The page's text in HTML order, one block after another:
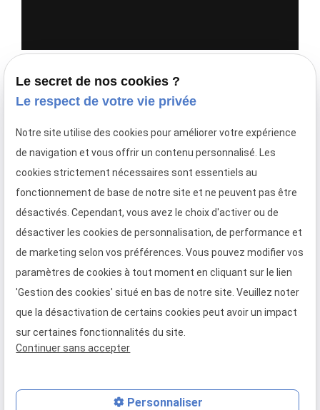
Horaires
Du Lundi au Vendredi
de 08h00 à 17h30
Infos pratiques
Tram - Direction Roubaix
Arrêt Alfred Mongy
Où nous trouver ?
Le secret de nos cookies ?
Le respect de votre vie privée
Notre site utilise des cookies pour améliorer votre expérience
de navigation et vous offrir un contenu personnalisé. Les
cookies strictement nécessaires sont essentiels au
fonctionnement de base de notre site et ne peuvent pas être
désactivés. Cependant, vous avez le choix d'activer ou de
désactiver les cookies de personnalisation, de performance et
de marketing selon vos préférences. Vous pouvez modifier vos
paramètres de cookies à tout moment en cliquant sur le lien
'Gestion des cookies' situé en bas de notre site. Veuillez noter
que la désactivation de certains cookies peut avoir un impact
sur certaines fonctionnalités du site.
Continuer sans accepter
Personnaliser